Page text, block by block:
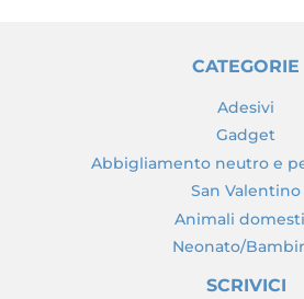
CATEGORIE
Adesivi
Gadget
Abbigliamento neutro e
San Valentino
Animali
Neonato/
SCRIVICI